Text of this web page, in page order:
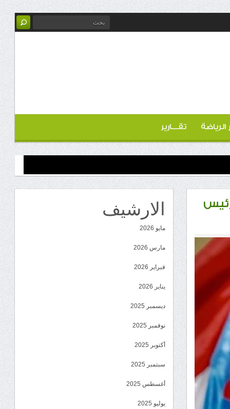
الرياضة تقـــارير
الارشيف
مايو 2026
مارس 2026
فبراير 2026
يناير 2026
ديسمبر 2025
نوفمبر 2025
أكتوبر 2025
سبتمبر 2025
أغسطس 2025
يوليو 2025